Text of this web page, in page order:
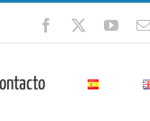
Facebook